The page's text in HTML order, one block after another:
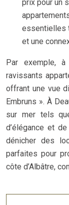
prix pour un
essentielles
et une
Par exemple, à
ravissants
offrant une vue
Embruns ». À
sur mer tels
d’élégance et
dénicher des
parfaites pour
côte d’Albâtre,